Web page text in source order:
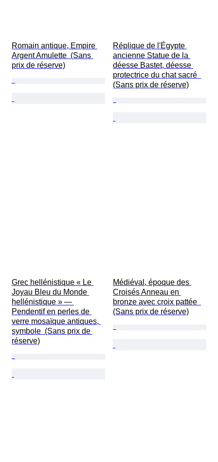
Romain antique, Empire
Argent Amulette  (Sans
prix de réserve)
Réplique de l'Égypte
ancienne Statue de la
déesse Bastet, déesse
protectrice du chat sacré
(Sans prix de réserve)
Grec hellénistique « Le
Joyau Bleu du Monde
hellénistique » —
Pendentif en perles de
verre mosaïque antiques,
symbole  (Sans prix de
réserve)
Médiéval, époque des
Croisés Anneau en
bronze avec croix pattée
(Sans prix de réserve)